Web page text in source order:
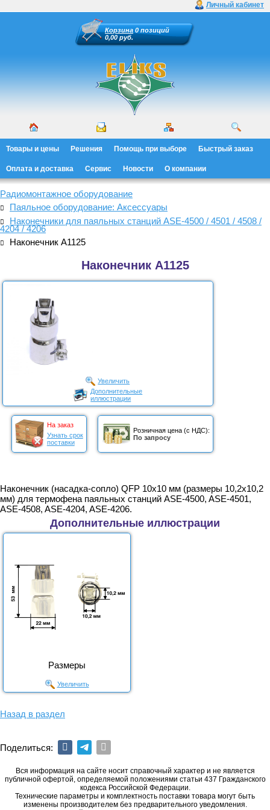
Личный кабинет
Корзина 0 позиций
0,00 руб.
Товары и цены Решения Помощь при выборе Быстрый заказ
Оплата и доставка Сервис Новости О компании
Радиомонтажное оборудование
Паяльное оборудование: Аксессуары
Наконечники для паяльных станций ASE-4500 / 4501 / 4508 /
4204 / 4206
Наконечник A1125
Наконечник A1125
Увеличить
Дополнительные
иллюстрации
На заказ
Узнать срок
поставки
Розничная цена (с НДС):
По запросу
Наконечник (насадка-сопло) QFP 10x10 мм (размеры 10,2х10,2
мм) для термофена паяльных станций ASE-4500, ASE-4501,
ASE-4508, ASE-4204, ASE-4206.
Дополнительные иллюстрации
Размеры
Увеличить
Назад в раздел
Поделиться:
Вся информация на сайте носит справочный характер и не является
публичной офертой, определяемой положениями статьи 437 Гражданского
кодекса Российской Федерации.
Технические параметры и комплектность поставки товара могут быть
изменены производителем без предварительного уведомления.